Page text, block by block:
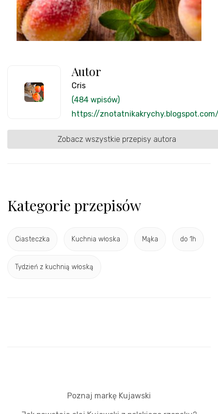
Autor
Cris
(484 wpisów)
https://
Zobacz wszystkie przepisy autora
Kategorie przepisów
Ciasteczka Kuchnia włoska Mąka do 1h
Tydzień z kuchnią włoską
Poznaj markę Kujawski